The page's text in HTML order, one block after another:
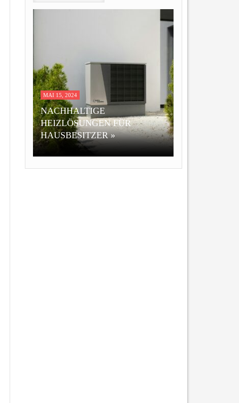
MAI 15, 2024
NACHHALTIGE
HEIZLÖSUNGEN FÜR
HAUSBESITZER »
MAI 15, 2017
AUFGEPASST: SO
SIE
HAUSHALT »